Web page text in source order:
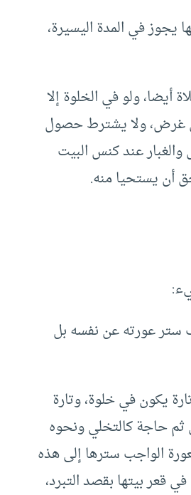
يجوز في المدة اليسيرة،
ولو في الخلوة إلا
غرض، ولا يشترط حصول
عند كنس البيت
أن يستحيا منه.
ستر عورته عن نفسه بل
يكون في خلوة، وتارة
ثم حاجة كالتخلي ونحوه
الواجب سترها إلى هذه
قعر بيتها بقصد التبرد،